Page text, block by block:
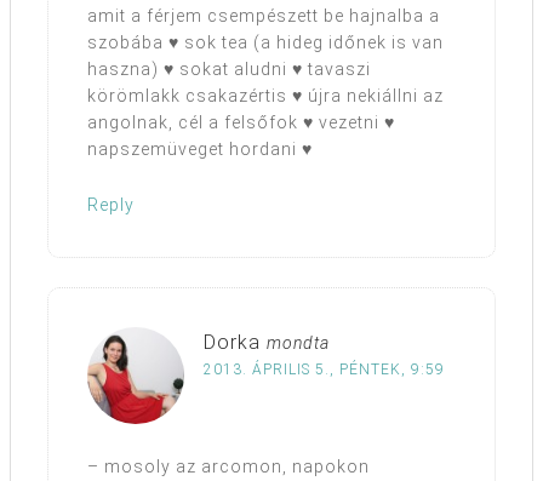
amit a férjem csempészett be hajnalba a
szobába ♥ sok tea (a hideg időnek is van
haszna) ♥ sokat aludni ♥ tavaszi
körömlakk csakazértis ♥ újra nekiállni az
angolnak, cél a felsőfok ♥ vezetni ♥
napszemüveget hordani ♥
Reply
Dorka mondta
2013. ÁPRILIS 5., PÉNTEK, 9:59
– mosoly az arcomon, napokon